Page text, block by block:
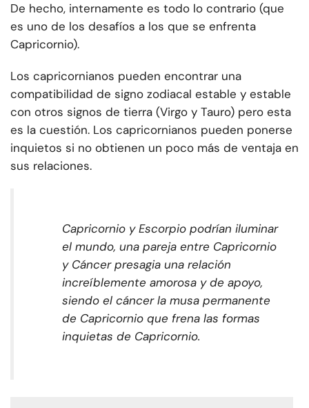
De hecho, internamente es todo lo contrario (que
es uno de los desafíos a los que se enfrenta
Capricornio).
Los capricornianos pueden encontrar una
compatibilidad de signo zodiacal estable y estable
con otros signos de tierra (Virgo y Tauro) pero esta
es la cuestión. Los capricornianos pueden ponerse
inquietos si no obtienen un poco más de ventaja en
sus relaciones.
Capricornio y Escorpio podrían iluminar
el mundo, una pareja entre Capricornio
y Cáncer presagia una relación
increíblemente amorosa y de apoyo,
siendo el cáncer la musa permanente
de Capricornio que frena las formas
inquietas de Capricornio.